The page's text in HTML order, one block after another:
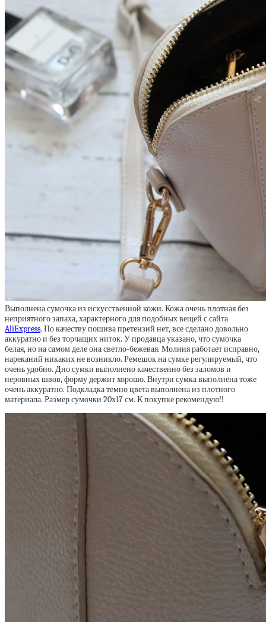
Выполнена сумочка из искусственной кожи. Кожа очень плотная без
неприятного запаха, характерного для подобных вещей с сайта
AliExpress. По качеству пошива претензий нет, все сделано довольно
аккуратно и без торчащих ниток. У продавца указано, что сумочка
белая, но на самом деле она светло-бежевая. Молния работает исправно,
нареканий никаких не возникло. Ремешок на сумке регулируемый, что
очень удобно. Дно сумки выполнено качественно без заломов и
неровных швов, форму держит хорошо. Внутри сумка выполнена тоже
очень аккуратно. Подкладка темно цвета выполнена из плотного
материала. Размер сумочки 20х17 см. К покупке рекомендую!!